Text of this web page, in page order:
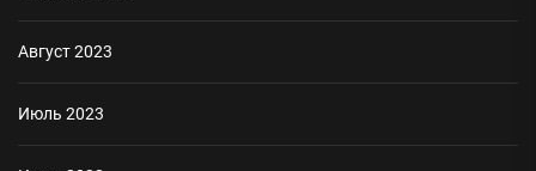
Август 2023
Июль 2023